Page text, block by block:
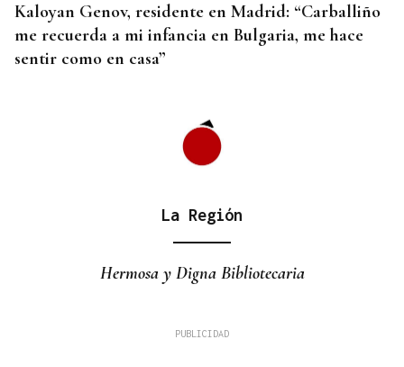
Kaloyan Genov, residente en Madrid: “Carballiño
me recuerda a mi infancia en Bulgaria, me hace
sentir como en casa”
La Región
Hermosa y Digna Bibliotecaria